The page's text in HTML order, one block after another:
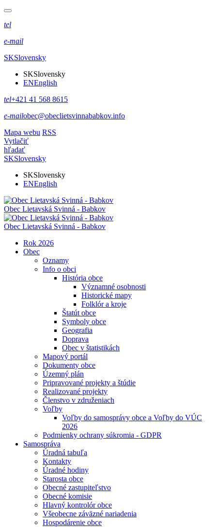
tel
e-mail
SKSlovensky
SKSlovensky
ENEnglish
tel+421 41 568 8615
e-mailobec@obeclietsvinnababkov.info
Mapa webu RSS
Vytlačiť
hľadať
SKSlovensky
SKSlovensky
ENEnglish
Obec Lietavská Svinná - Babkov
Obec Lietavská Svinná - Babkov
Rok 2026
Obec
Oznamy
Info o obci
História obce
Významné osobnosti
Historické mapy
Folklór a kroje
Štatút obce
Symboly obce
Geografia
Doprava
Obec v štatistikách
Mapový portál
Dokumenty obce
Územný plán
Pripravované projekty a štúdie
Realizované projekty
Členstvo v združeniach
Voľby
Voľby do samosprávy obce a Voľby do VÚC
2026
Podmienky ochrany súkromia - GDPR
Samospráva
Úradná tabuľa
Kontakty
Úradné hodiny
Starosta obce
Obecné zastupiteľstvo
Obecné komisie
Hlavný kontrolór obce
Všeobecne záväzné nariadenia
Hospodárenie obce